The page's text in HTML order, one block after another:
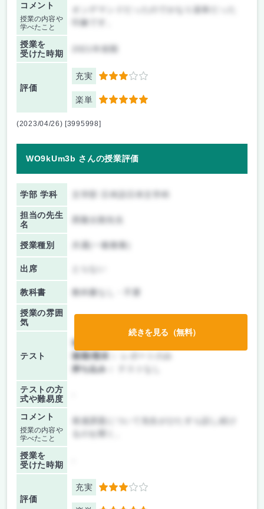
コメント
授業の内容や
学べたこと
印象です。
授業を
受けた時期
評価
充実 3
楽単 5
(2023/04/26) [3995998]
WO9kUm3b さんの授業評価
学部 学科
担当の先生
名
西隆太朗先生
授業種別 共通(一般教養)
出席
教科書 教科書なし・不要
授業の雰囲
気
テスト
前期/中間：
後期/期末：
持ち込み：
テストの方
式や難易度
コメント
授業の内容や
学べたこと
授業を
受けた時期
評価
充実 3
続きを見る（無料）